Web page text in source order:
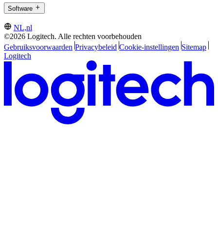
Software
NL,nl
©2026 Logitech. Alle rechten voorbehouden
Gebruiksvoorwaarden Privacybeleid Cookie-instellingen Sitemap
Logitech